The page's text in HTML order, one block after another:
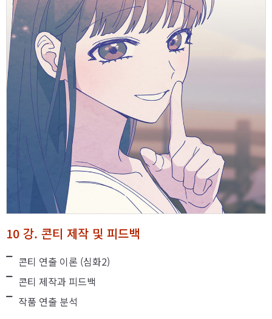
10 강. 콘티 제작 및 피드백
콘티 연출 이론 (심화2)
콘티 제작과 피드백
작품 연출 분석